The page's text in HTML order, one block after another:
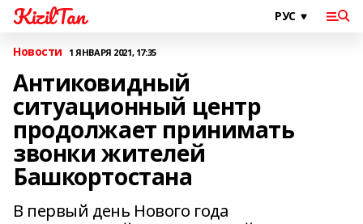
KizilTan
Новости 1 ЯНВАРЯ 2021, 17:35
Антиковидный
ситуационный центр
продолжает принимать
звонки жителей
Башкортостана
В первый день Нового года